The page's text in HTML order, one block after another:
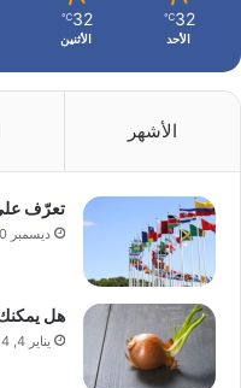
32
℃
الأحد
32
℃
الأثنين
الأشهر
تعرّف على
ديسمبر 20, 2023
هل
يناير 4, 2024